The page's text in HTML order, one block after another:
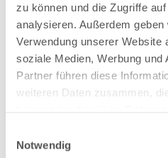
zu können und die Zugriffe
analysieren. Außerdem
Verwendung unserer Website
soziale Medien, Werbung und
Partner führen diese
weiteren Daten zusammen,
Notwendig
Inkl. Winterabdeckung,
Kondenswasser-Ablaufschlauch
Empfohlen für Pools bis ca. 60 m³
Anschluss-Set bestehend aus:
PVC-Reiniger und PVC-Kleber